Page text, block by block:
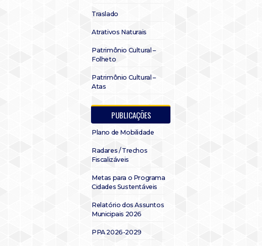
Traslado
Atrativos Naturais
Patrimônio Cultural –
Folheto
Patrimônio Cultural –
Atas
PUBLICAÇÕES
Plano de Mobilidade
Radares / Trechos
Fiscalizáveis
Metas para o Programa
Cidades Sustentáveis
Relatório dos Assuntos
Municipais 2026
PPA 2026-2029